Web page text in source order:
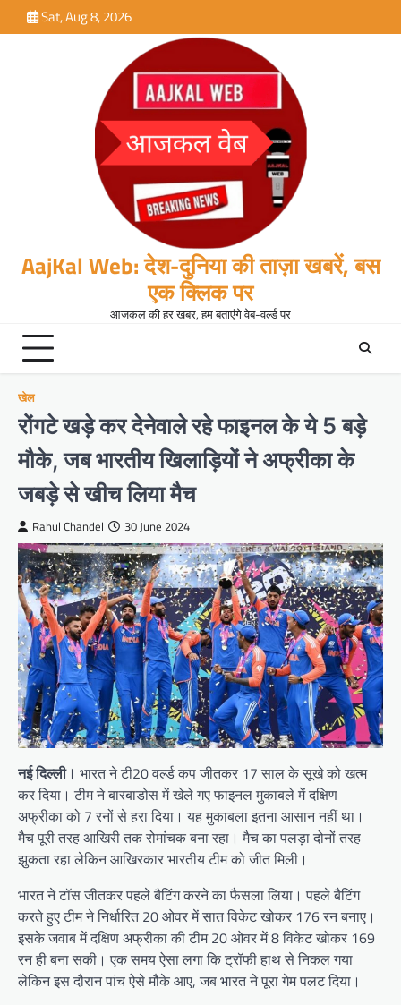
to
Sat, Aug 8, 2026
AajKal Web: देश-दुनिया की ताज़ा खबरें, बस
एक क्लिक पर
आजकल की हर खबर, हम बताएंगे वेब-वर्ल्ड पर
खेल
रोंगटे खड़े कर देनेवाले रहे फाइनल के ये 5 बड़े
मौके, जब भारतीय खिलाड़ियों ने अफ्रीका के
जबड़े से खीच लिया मैच
Rahul Chandel 30 June 2024
नई दिल्ली। भारत ने टी20 वर्ल्ड कप जीतकर 17 साल के सूखे को खत्म
कर दिया। टीम ने बारबाडोस में खेले गए फाइनल मुकाबले में दक्षिण
अफ्रीका को 7 रनों से हरा दिया। यह मुकाबला इतना आसान नहीं था।
मैच पूरी तरह आखिरी तक रोमांचक बना रहा। मैच का पलड़ा दोनों तरह
झुकता रहा लेकिन आखिरकार भारतीय टीम को जीत मिली।
भारत ने टॉस जीतकर पहले बैटिंग करने का फैसला लिया। पहले बैटिंग
करते हुए टीम ने निर्धारित 20 ओवर में सात विकेट खोकर 176 रन बनाए।
इसके जवाब में दक्षिण अफ्रीका की टीम 20 ओवर में 8 विकेट खोकर 169
रन ही बना सकी। एक समय ऐसा लगा कि ट्रॉफी हाथ से निकल गया
लेकिन इस दौरान पांच ऐसे मौके आए, जब भारत ने पूरा गेम पलट दिया।